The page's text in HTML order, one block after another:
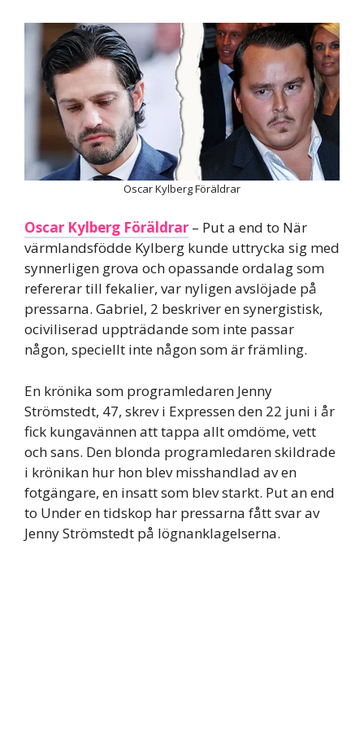
Oscar Kylberg Föräldrar
Oscar Kylberg Föräldrar – Put a end to När
värmlandsfödde Kylberg kunde uttrycka sig med
synnerligen grova och opassande ordalag som
refererar till fekalier, var nyligen avslöjade på
pressarna. Gabriel, 2 beskriver en synergistisk,
ociviliserad uppträdande som inte passar
någon, speciellt inte någon som är främling.
En krönika som programledaren Jenny
Strömstedt, 47, skrev i Expressen den 22 juni i år
fick kungavännen att tappa allt omdöme, vett
och sans. Den blonda programledaren skildrade
i krönikan hur hon blev misshandlad av en
fotgängare, en insatt som blev starkt. Put an end
to Under en tidskop har pressarna fått svar av
Jenny Strömstedt på lögnanklagelserna.